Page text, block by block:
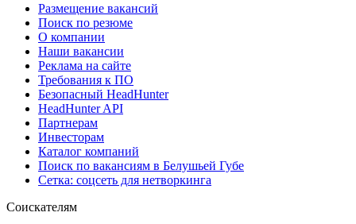
Размещение вакансий
Поиск по резюме
О компании
Наши вакансии
Реклама на сайте
Требования к ПО
Безопасный HeadHunter
HeadHunter API
Партнерам
Инвесторам
Каталог компаний
Поиск по вакансиям в Белушьей Губе
Сетка: соцсеть для нетворкинга
Соискателям